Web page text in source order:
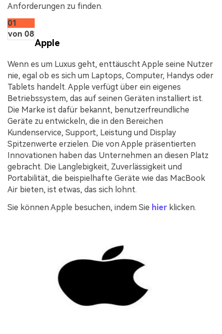
Anforderungen zu finden.
01
von 08
Apple
Wenn es um Luxus geht, enttäuscht Apple seine Nutzer
nie, egal ob es sich um Laptops, Computer, Handys oder
Tablets handelt. Apple verfügt über ein eigenes
Betriebssystem, das auf seinen Geräten installiert ist.
Die Marke ist dafür bekannt, benutzerfreundliche
Geräte zu entwickeln, die in den Bereichen
Kundenservice, Support, Leistung und Display
Spitzenwerte erzielen. Die von Apple präsentierten
Innovationen haben das Unternehmen an diesen Platz
gebracht. Die Langlebigkeit, Zuverlässigkeit und
Portabilität, die beispielhafte Geräte wie das MacBook
Air bieten, ist etwas, das sich lohnt.
Sie können Apple besuchen, indem Sie hier klicken.